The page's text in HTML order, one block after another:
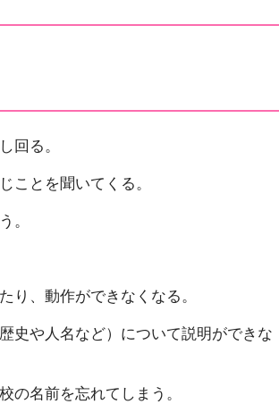
回る。
ことを聞いてくる。
。
り、動作ができなくなる。
史や人名など）について説明ができな
の名前を忘れてしまう。